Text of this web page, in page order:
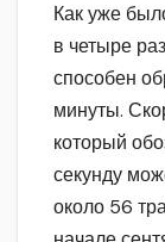
Как уже
в четыре
способен
минуты.
который
секунду
около 56